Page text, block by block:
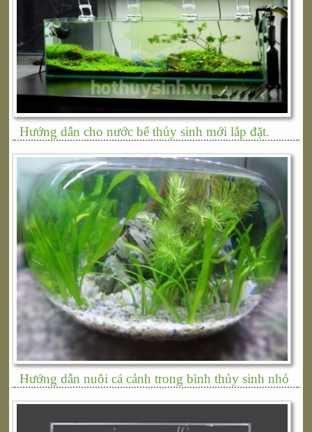
Hướng dẫn cho nước bể thủy sinh mới lắp đặt.
Hướng dẫn nuôi cá cảnh trong bình thủy sinh nhỏ